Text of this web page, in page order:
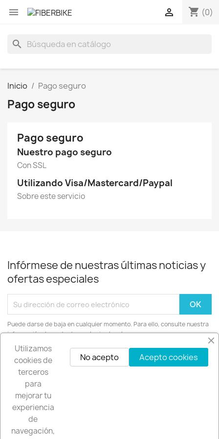
 shopping_cart (0)

search
Inicio Pago seguro
Pago seguro
Pago seguro
Nuestro pago seguro
Con SSL
Utilizando Visa/Mastercard/Paypal
Sobre este servicio
Infórmese de nuestras últimas noticias y
ofertas especiales
Puede darse de baja en cualquier momento. Para ello, consulte nuestra
información de contacto en el aviso legal.
Instagram
PRODUCTS
Utilizamos
cookies de
terceros
para
mejorar tu
experiencia
de
navegación,
Acepto cookies
No acepto